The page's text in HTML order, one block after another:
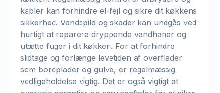
kabler kan forhindre el-fejl og sikre dit køkkens
sikkerhed. Vandspild og skader kan undgås ved
hurtigt at reparere dryppende vandhaner og
utætte fuger i dit køkken. For at forhindre
slidtage og forlænge levetiden af overflader
som bordplader og gulve, er regelmæssig
vedligeholdelse vigtig. Det er også vigtigt at